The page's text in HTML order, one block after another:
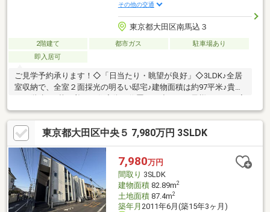
その他の交通
東京都大田区南馬込３
2階建て 都市ガス
駐車場あり
即入居可
ご見学予約承ります！◇「日当たり・眺望が良好」◇3LDK♪全居
室収納で、全室２面採光の明るい邸宅♪建物面積は約97平米♪貴重
庭も安心してお過ごしいただけます。◇.生活利便性充実◇小・中
学校徒歩１０分圏内でお子様の通学も安心♪近隣にスーパーも充実
♪「この広さ、この価格」だからこそ叶う、余裕のある暮らしをぜ
ひ現地でご体感ください！◇◆━━━…‥・ 物 件 の 特 徴 ・‥…
━━━◆◇□複数路線利用可能□公園近郊の為、子育て環境充実□
スーパーが近く、生活利便性が充実□馬込第二小学校□馬込東中学
校
東京都大田区中央５ 7,980万円 3SLDK
7,980万円
間取り 3SLDK
建物面積82.89m2
土地面積87.4m2
築年月 2011年6月(築15年3ヶ月)